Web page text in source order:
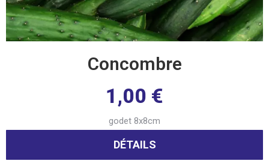
Concombre
1,00 €
godet 8x8cm
DÉTAILS